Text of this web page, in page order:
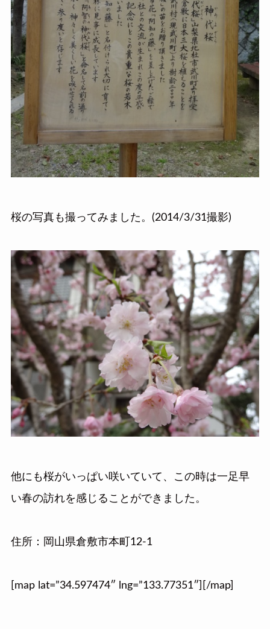
桜の写真も撮ってみました。(2014/3/31撮影)
他にも桜がいっぱい咲いていて、この時は一足早
い春の訪れを感じることができました。
住所：岡山県倉敷市本町12-1
[map lat=”34.597474″ lng=”133.77351″][/map]